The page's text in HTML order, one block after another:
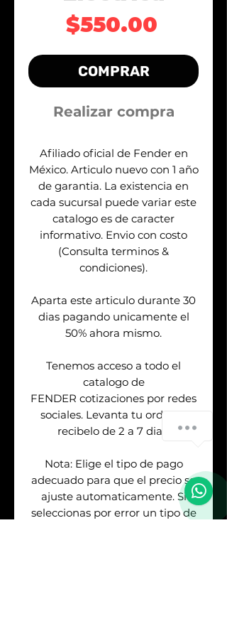
$550.00
COMPRAR
Realizar compra
Afiliado oficial de Fender en
México. Articulo nuevo con 1 año
de garantia. La existencia en
cada sucursal puede variar este
catalogo es de caracter
informativo. Envio con costo
(Consulta terminos &
condiciones).
Aparta este articulo durante 30
dias pagando unicamente el
50% ahora mismo.
Tenemos acceso a todo el
catalogo de
FENDER cotizaciones por redes
sociales. Levanta tu orden &
recibelo de 2 a 7 dias.
Nota: Elige el tipo de pago
adecuado para que el precio se
ajuste automaticamente. Si
seleccionas por error un tipo de